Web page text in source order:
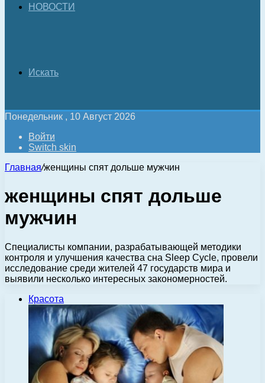
НОВОСТИ
Искать
Понедельник , 10 Август 2026
Войти
Switch skin
Главная/женщины спят дольше мужчин
женщины спят дольше
мужчин
Специалисты компании, разрабатывающей методики
контроля и улучшения качества сна Sleep Cycle, провели
исследование среди жителей 47 государств мира и
выявили несколько интересных закономерностей.
Красота